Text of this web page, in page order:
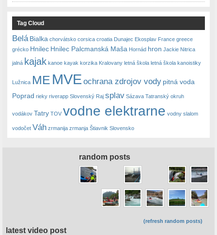
Tag Cloud
Belá Bialka chorvátsko corsica croatia Dunajec Ekosplav France greece
grécko Hnilec Hnilec Palcmanská Maša Hornád hron Jackie Nitrica
jalná kajak kanoe kayak korzika Kralovany letná škola letná škola kanoistiky
Lužnica ME MVE ochrana zdrojov vody pitná voda
Poprad rieky riverapp Slovenský Raj splav Sázava Tatranský okruh
vodákov Tatry TOV vodne elektrarne vodny slalom
vodočet Váh zrmanija zrmanja Štiavnik Slovensko
random posts
(refresh random posts)
latest video post